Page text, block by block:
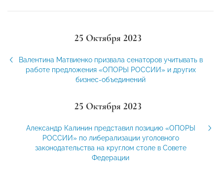
25 Октября 2023
Валентина Матвиенко призвала сенаторов учитывать в
работе предложения «ОПОРЫ РОССИИ» и других
бизнес-объединений
25 Октября 2023
Александр Калинин представил позицию «ОПОРЫ
РОССИИ» по либерализации уголовного
законодательства на круглом столе в Совете
Федерации